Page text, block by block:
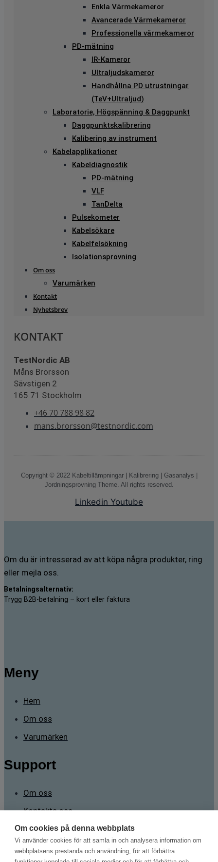
Om cookies på denna webbplats
Vi använder cookies för att samla in och analysera information om
webbplatsens prestanda och användning, för att förbättra
Enkla Värmekameror
Avancerade Värmekameror
Professionella värmekameror
PD-mätning
IR-Kameror
Ultraljudskameror
Handhållna PD utrustningar
(TeV+Ultraljud)
Laboratorie, Högspänning & Daggpunkt
Daggpunktskalibrering
Kalibering av instrument
Kabelapplikationer
Kabeldiagnostik
PD-mätning
VLF
TanDelta
Pulsekometer
Kabelsökare
Kabelfelsökning
Isolationsprovning
Om oss
Varumärken
Kontakt
Nyhetsbrev
KONTAKT
TestNordic AB
Måns Brorsson
Sävstigen 2
165 71 Stockholm
+46 70 788 98 82
mans.brorsson@testnordic.com
Copyright © 2022 Kabeltillämpningar | Kalibrering | Gasanalys |
Jordningsprovning Theme. All rights reserved.
Linkedin Youtube
Om du är intresserad av att köpa några produkter, ring
eller mejla oss.
Betalningsalternativ:
Trygg B2B-betalning – kort eller faktura
Meny
Hem
Om oss
Varumärken
Support
Om oss
Kontakta oss
Kontakt